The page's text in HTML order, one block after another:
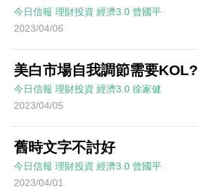
今日信報 理財投資 經濟3.0 曾國平
2023/04/06
美白市場自我調節需要KOL?
今日信報 理財投資 經濟3.0 徐家健
2023/04/05
舊時文字不討好
今日信報 理財投資 經濟3.0 曾國平
2023/04/01